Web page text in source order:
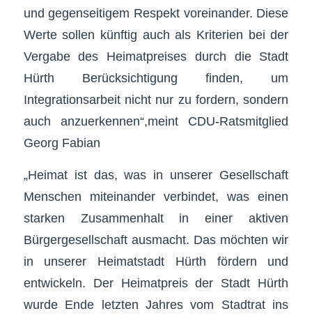
und gegenseitigem Respekt voreinander. Diese
Werte sollen künftig auch als Kriterien bei der
Vergabe des Heimatpreises durch die Stadt
Hürth Berücksichtigung finden, um
Integrationsarbeit nicht nur zu fordern, sondern
auch anzuerkennen“,meint CDU-Ratsmitglied
Georg Fabian
„Heimat ist das, was in unserer Gesellschaft
Menschen miteinander verbindet, was einen
starken Zusammenhalt in einer aktiven
Bürgergesellschaft ausmacht. Das möchten wir
in unserer Heimatstadt Hürth fördern und
entwickeln. Der Heimatpreis der Stadt Hürth
wurde Ende letzten Jahres vom Stadtrat ins